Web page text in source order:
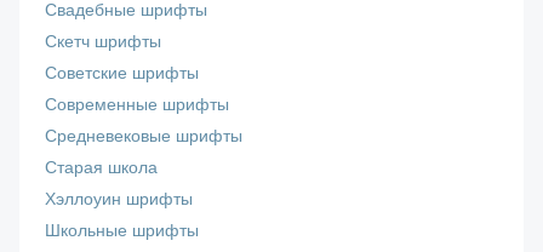
Свадебные шрифты
Скетч шрифты
Советские шрифты
Современные шрифты
Средневековые шрифты
Старая школа
Хэллоуин шрифты
Школьные шрифты